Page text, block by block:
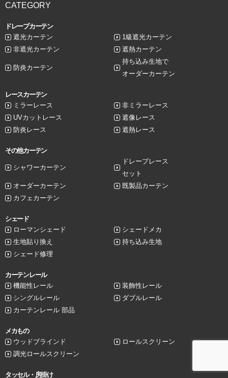
CATEGORY
ドレープカーテン
遮光カーテン
1級遮光カーテン
非遮光カーテン
遮熱カーテン
防炎カーテン
持ち込み生地で
オーダーカーテン
レースカーテン
ミラーレース
非ミラーレース
UVカットレース
遮像レース
防炎レース
遮熱レース
その他カーテン
シャワーカーテン
ドレープレース
セット
オーダーカーテン
既製品カーテン
カフェカーテン
シェード
ローマンシェード
シェードメカ
生地貼り換え
持ち込み生地
シェード修理
カーテンレール
機能性レール
装飾性レール
シングルレール
ダブルレール
カーテンレール 部品
メカもの
ウッドブラインド
ロールスクリーン
調光ロールスクリーン
タッセル・房掛け